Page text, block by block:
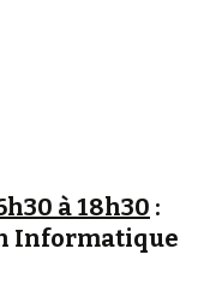
à 18h30 :
Informatique